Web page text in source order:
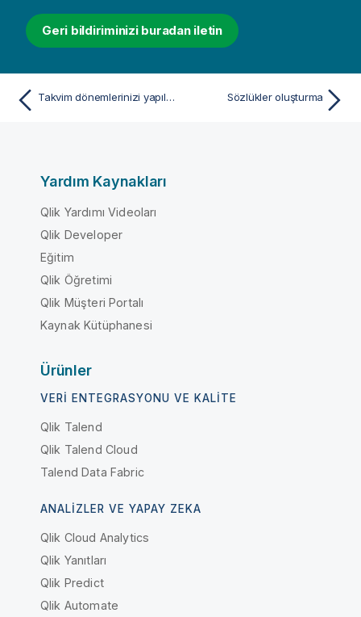
Geri bildiriminizi buradan iletin
Takvim dönemlerinizi yapılandırma Sözlükler oluşturma
Yardım Kaynakları
Qlik Yardımı Videoları
Qlik Developer
Eğitim
Qlik Öğretimi
Qlik Müşteri Portalı
Kaynak Kütüphanesi
Ürünler
VERI ENTEGRASYONU VE KALITE
Qlik Talend
Qlik Talend Cloud
Talend Data Fabric
ANALIZLER VE YAPAY ZEKA
Qlik Cloud Analytics
Qlik Yanıtları
Qlik Predict
Qlik Automate